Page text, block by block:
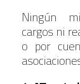
Ningún
cargos ni
o por